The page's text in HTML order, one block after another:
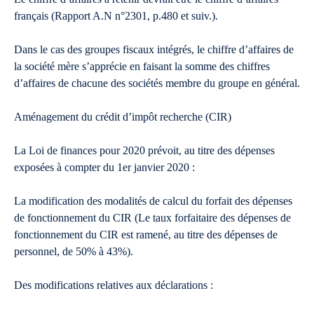
français (Rapport A.N n°2301, p.480 et suiv.).
Dans le cas des groupes fiscaux intégrés, le chiffre d’affaires de
la société mère s’apprécie en faisant la somme des chiffres
d’affaires de chacune des sociétés membre du groupe en général.
Aménagement du crédit d’impôt recherche (CIR)
La Loi de finances pour 2020 prévoit, au titre des dépenses
exposées à compter du 1er janvier 2020 :
La modification des modalités de calcul du forfait des dépenses
de fonctionnement du CIR (Le taux forfaitaire des dépenses de
fonctionnement du CIR est ramené, au titre des dépenses de
personnel, de 50% à 43%).
Des modifications relatives aux déclarations :